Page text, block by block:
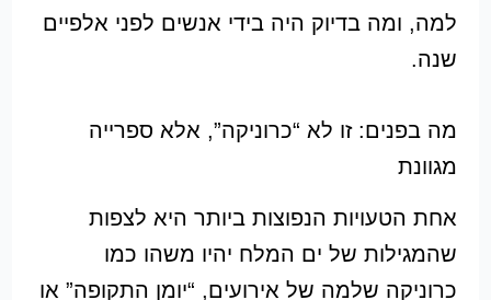
למה, ומה בדיוק היה בידי אנשים לפני אלפיים
שנה.
מה בפנים: זו לא “כרוניקה”, אלא ספרייה
מגוונת
אחת הטעויות הנפוצות ביותר היא לצפות
שהמגילות של ים המלח יהיו משהו כמו
כרוניקה שלמה של אירועים, “יומן התקופה” או